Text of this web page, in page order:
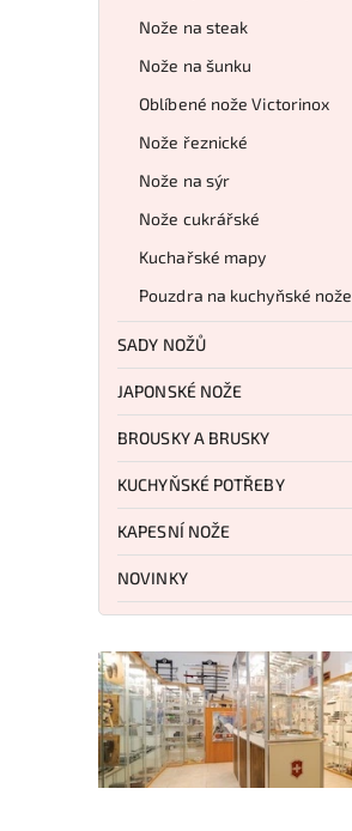
Nože na steak
Nože na šunku
Oblíbené nože Victorinox
Nože řeznické
Nože na sýr
Nože cukrářské
Kuchařské mapy
Pouzdra na kuchyňské nože
SADY NOŽŮ
JAPONSKÉ NOŽE
BROUSKY A BRUSKY
KUCHYŇSKÉ POTŘEBY
KAPESNÍ NOŽE
NOVINKY